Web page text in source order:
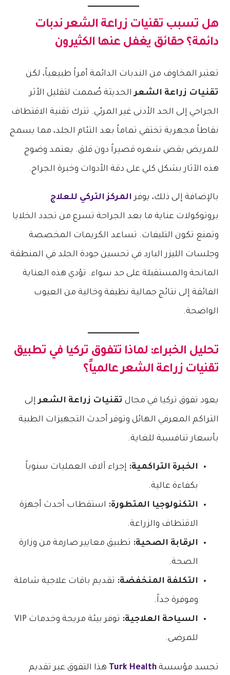
هل تسبب تقنيات زراعة الشعرندبات
دائمة؟ حقائق يغفل عنها الكثيرون
تعتبر المخاوف من الندبات الدائمة أمراً طبيعياً، لكن
تقنيات زراعة الشعرالحديثة صُممت لتقليل الأثر
الجراحي إلى الحد الأدنى غير المرئي. تترك تقنية الاقتطاف
نقاطاً مجهرية تختفي تماماً بعد التئام الجلد، مما يسمح
للمريض بقص شعره قصيراً دون قلق. يعتمد وضوح
هذه الآثار بشكل كلي على دقة الأدوات وخبرة الجراح.
بالإضافة إلى ذلك، يوفرالمركز التركي للعلاج
بروتوكولات عناية ما بعد الجراحة تسرع من تجدد الخلايا
وتمنع تكون التليفات. تساعد الكريمات المخصصة
وجلسات الليزر البارد في تحسين جودة الجلد في المنطقة
المانحة والمستقبلة على حد سواء. تؤدي هذه العناية
الفائقة إلى نتائج جمالية نظيفة وخالية من العيوب
الواضحة.
تحليل الخبراء: لماذا تتفوق تركيا في تطبيق
تقنيات زراعة الشعرعالمياً؟
يعود تفوق تركيا في مجال تقنيات زراعة الشعرإلى
التراكم المعرفي الهائل وتوفر أحدث التجهيزات الطبية
بأسعار تنافسية للغاية.
الخبرة التراكمية: إجراء آلاف العمليات سنوياً
بكفاءة عالية.
التكنولوجيا المتطورة: استقطاب أحدث أجهزة
الاقتطاف والزراعة.
الرقابة الصحية: تطبيق معايير صارمة من وزارة
الصحة.
التكلفة المنخفضة: تقديم باقات علاجية شاملة
وموفرة جداً.
السياحة العلاجية: توفر بيئة مريحة وخدمات VIP
للمرضى.
تجسد مؤسسةTurk Health هذا التفوق عبر تقديم